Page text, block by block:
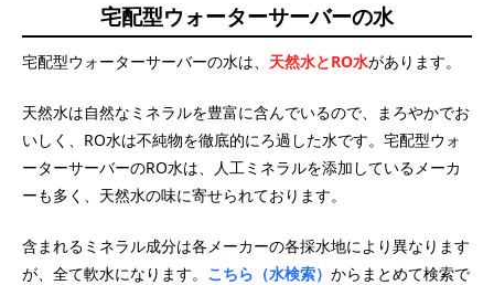
宅配型ウォーターサーバーの水
宅配型ウォーターサーバーの水は、 天然水とRO水があります。
天然水は自然なミネラルを豊富に含んでいるので、まろやかでお
いしく、RO水は不純物を徹底的にろ過した水です。宅配型ウォ
ーターサーバーのRO水は、人工ミネラルを添加しているメーカ
ーも多く、天然水の味に寄せられております。
含まれるミネラル成分は各メーカーの各採水地により異なります
が、全て軟水になります。 こちら（水検索） からまとめて検索で